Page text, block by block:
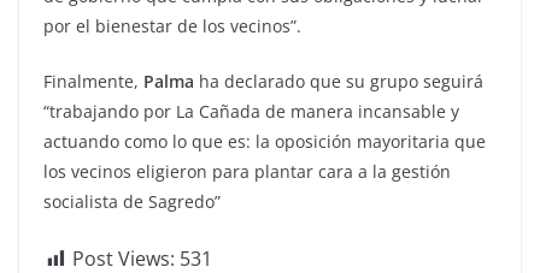
por el bienestar de los vecinos”.
Finalmente, Palma ha declarado que su grupo seguirá
“trabajando por La Cañada de manera incansable y
actuando como lo que es: la oposición mayoritaria que
los vecinos eligieron para plantar cara a la gestión
socialista de Sagredo”
Post Views: 531